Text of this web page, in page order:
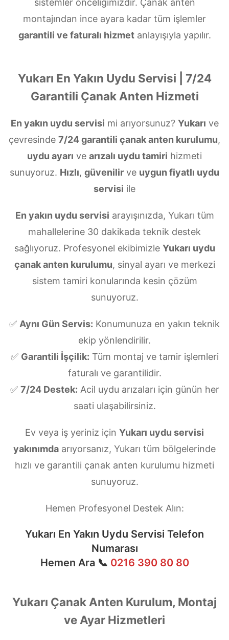
sistemler önceliğimizdir. Çanak anten
montajından ince ayara kadar tüm işlemler
garantili ve faturalı hizmetanlayışıyla yapılır.
Yukarı En Yakın Uydu Servisi | 7/24
Garantili Çanak Anten Hizmeti
En yakın uydu servisi mi arıyorsunuz? Yukarı ve
çevresinde 7/24 garantili çanak anten kurulumu,
uydu ayarı ve arızalı uydu tamiri hizmeti
sunuyoruz. Hızlı, güvenilir ve uygun fiyatlı uydu
servisi ile
En yakın uydu servisi arayışınızda, Yukarı tüm
mahallelerine 30 dakikada teknik destek
sağlıyoruz. Profesyonel ekibimizle Yukarı uydu
çanak anten kurulumu, sinyal ayarı ve merkezi
sistem tamiri konularında kesin çözüm
sunuyoruz.
✅ Aynı Gün Servis: Konumunuza en yakın teknik
ekip yönlendirilir.
✅ Garantili İşçilik: Tüm montaj ve tamir işlemleri
faturalı ve garantilidir.
✅ 7/24 Destek: Acil uydu arızaları için günün her
saati ulaşabilirsiniz.
Ev veya iş yeriniz için Yukarı uydu servisi
yakınımda arıyorsanız, Yukarı tüm bölgelerinde
hızlı ve garantili çanak anten kurulumu hizmeti
sunuyoruz.
Hemen Profesyonel Destek Alın:
Yukarı En Yakın Uydu Servisi Telefon
Numarası
Hemen Ara 📞 0216 390 80 80
Yukarı Çanak Anten Kurulum, Montaj
ve Ayar Hizmetleri